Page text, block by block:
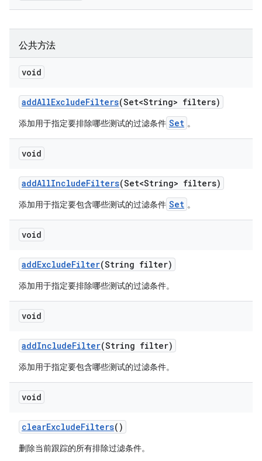
公共方法
void
addAllExcludeFilters(Set<String> filters)
添加用于指定要排除哪些测试的过滤条件 Set 。
void
addAllIncludeFilters(Set<String> filters)
添加用于指定要包含哪些测试的过滤条件 Set 。
void
addExcludeFilter(String filter)
添加用于指定要排除哪些测试的过滤条件。
void
addIncludeFilter(String filter)
添加用于指定要包含哪些测试的过滤条件。
void
clearExcludeFilters()
删除当前跟踪的所有排除过滤条件。